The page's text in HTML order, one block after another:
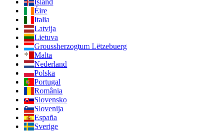
Ísland
Éire
Italia
Latvija
Lietuva
Groussherzogtum Lëtzebuerg
Malta
Nederland
Polska
Portugal
România
Slovensko
Slovenija
España
Sverige